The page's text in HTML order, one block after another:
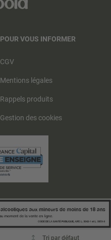
Tri par défaut
POUR VOUS INFORMER
CGV
Mentions légales
Rappels produits
Gestion des cookies